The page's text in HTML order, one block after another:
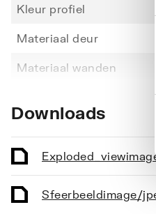
Kleur profiel
Materiaal deur
Materiaal wanden
Downloads
Exploded_view
Sfeerbeeldimage/